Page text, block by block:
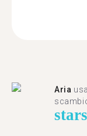
Aria
star